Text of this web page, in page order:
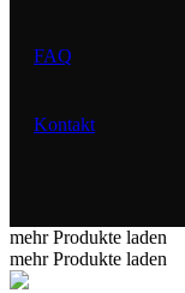
FAQ
Kontakt
mehr Produkte laden
mehr Produkte laden